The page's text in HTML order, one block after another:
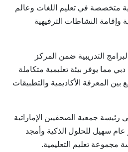
متخصصة في تعليم اللغات وعالم
وإقامة النشاطات الترفيهية
التدريبية ضمن المركز
مما يوفر بيئة تعليمية متكاملة
بين المعرفة الأكاديمية والتطبيقات
رئيسة جمعية الصحفيين الإماراتية
سهيل للحلول الذكية وأمجد
مجموعة تعليم التعليمية.